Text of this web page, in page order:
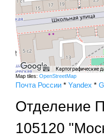
Картографические
Map tiles: OpenStreetMap
Почта России * Yandex *
Отделение
105120